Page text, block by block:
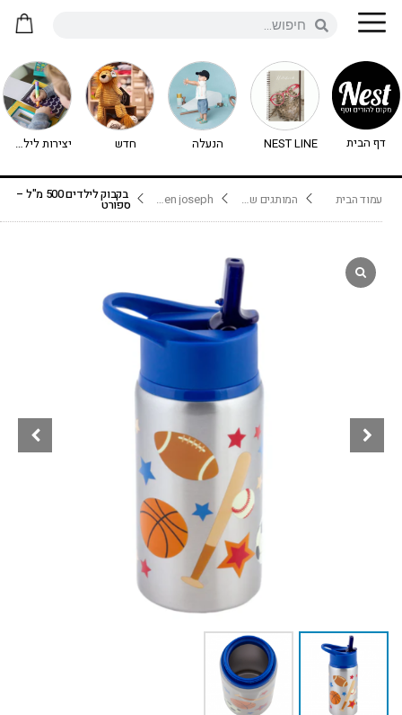
דף הבית NEST LINE הנעלה חדש יצירות לילדים - יצירה לילדים
עמוד הבית המותגים שלנו stephen joseph בקבוק לילדים 500 מ"ל –
ספורט